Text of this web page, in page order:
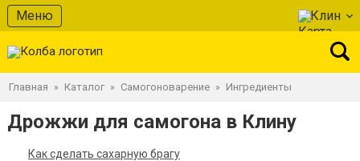
Меню Клин
Главная » Каталог » Самогоноварение » Ингредиенты
Дрожжи для самогона в Клину
Как сделать сахарную брагу